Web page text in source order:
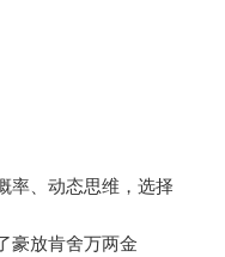
率、动态思维，选择
豪放肯舍万两金